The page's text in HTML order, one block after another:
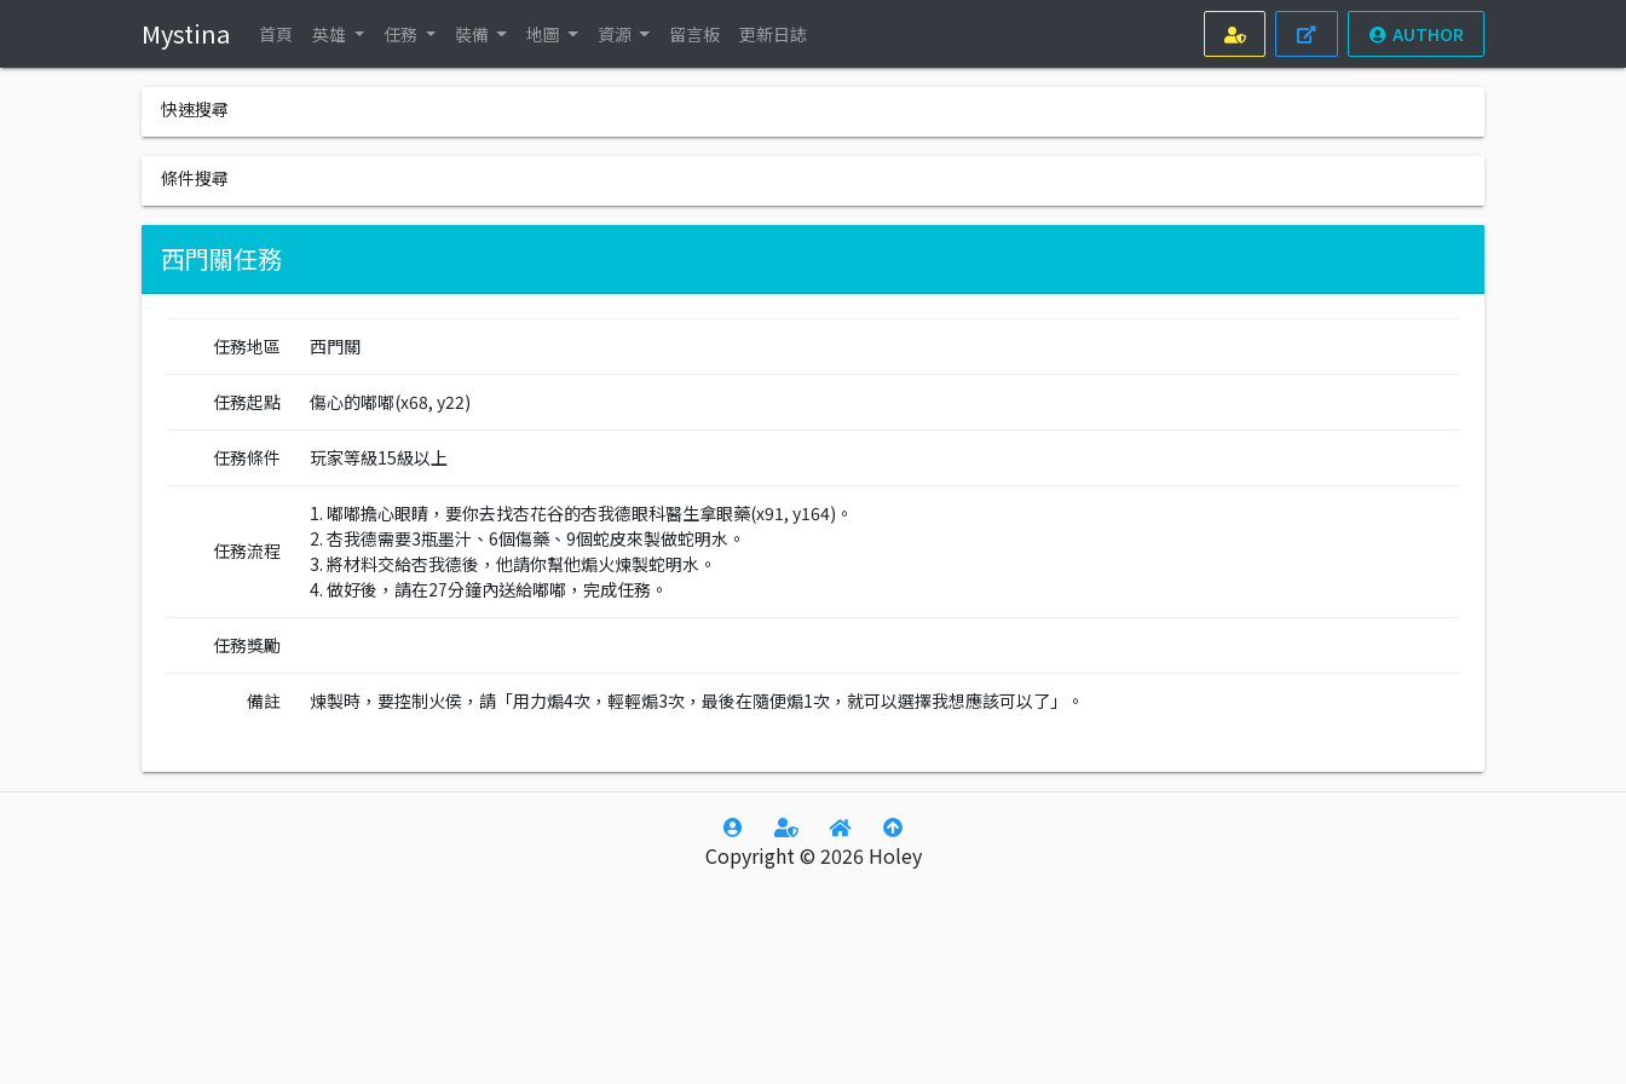
Mystina 首頁 英雄 任務 裝備 地圖 資源 留言板 更新日誌 AUTHOR
快速搜尋
條件搜尋
西門關任務
任務地區 西門關
任務起點 傷心的嘟嘟(x68, y22)
任務條件 玩家等級15級以上
任務流程
1. 嘟嘟擔心眼睛，要你去找杏花谷的杏我德眼科醫生拿眼藥(x91, y164)。
2. 杏我德需要3瓶墨汁、6個傷藥、9個蛇皮來製做蛇明水。
3. 將材料交給杏我德後，他請你幫他煽火煉製蛇明水。
4. 做好後，請在27分鐘內送給嘟嘟，完成任務。
任務獎勵
備註 煉製時，要控制火侯，請「用力煽4次，輕輕煽3次，最後在隨便煽1次，就可以選擇我想應該可以了」。
Copyright © 2026 Holey